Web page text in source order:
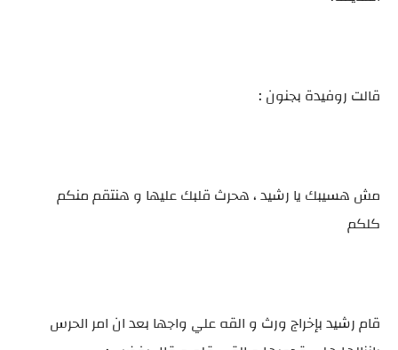
قالت روفيدة بجنون :
مش هسيبك يا رشيد ، هحرث قلبك عليها و هنتقم منكم
كلكم
قام رشيد بإخراج ورث و القه علي واجها بعد ان امر الحرس